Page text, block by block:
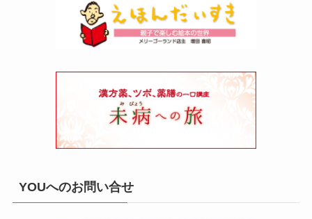
YOUへのお問い合せ